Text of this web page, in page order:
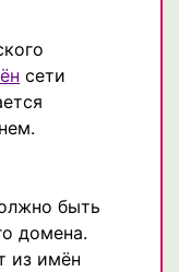
сети
быть
домена.
из имён